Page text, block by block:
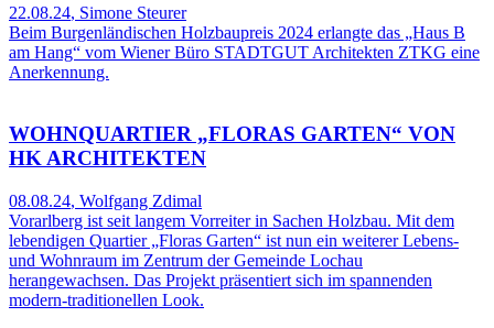
22.08.24, Simone Steurer
Beim Burgenländischen Holzbaupreis 2024 erlangte das „Haus B
am Hang“ vom Wiener Büro STADTGUT Architekten ZTKG eine
Anerkennung.
WOHNQUARTIER „FLORAS GARTEN“ VON
HK ARCHITEKTEN
08.08.24, Wolfgang Zdimal
Vorarlberg ist seit langem Vorreiter in Sachen Holzbau. Mit dem
lebendigen Quartier „Floras Garten“ ist nun ein weiterer Lebens-
und Wohnraum im Zentrum der Gemeinde Lochau
herangewachsen. Das Projekt präsentiert sich im spannenden
modern-traditionellen Look.